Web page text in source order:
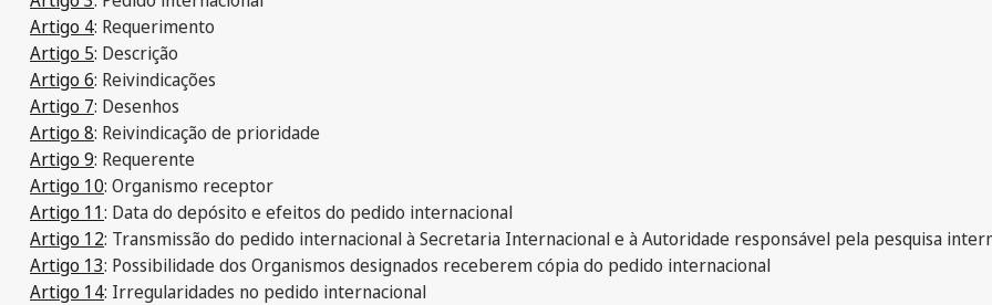
Artigo 4: Requerimento
Artigo 5: Descrição
Artigo 6: Reivindicações
Artigo 7: Desenhos
Artigo 8: Reivindicação de prioridade
Artigo 9: Requerente
Artigo 10: Organismo receptor
Artigo 11: Data do depósito e efeitos do pedido internacional
Artigo 12: Transmissão do pedido internacional à Secretaria Internacional e à Autoridade responsável pela pesquisa
Artigo 13: Possibilidade dos Organismos designados receberem cópia do pedido internacional
Artigo 14: Irregularidades no pedido internacional